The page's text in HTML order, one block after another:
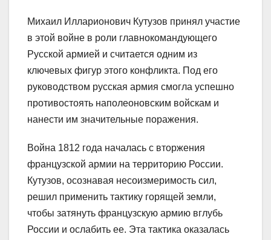
Михаил Илларионович Кутузов принял участие
в этой войне в роли главнокомандующего
Русской армией и считается одним из
ключевых фигур этого конфликта. Под его
руководством русская армия смогла успешно
противостоять наполеоновским войскам и
нанести им значительные поражения.
Война 1812 года началась с вторжения
французской армии на территорию России.
Кутузов, осознавая несоизмеримость сил,
решил применить тактику горящей земли,
чтобы затянуть французскую армию вглубь
России и ослабить ее. Эта тактика оказалась